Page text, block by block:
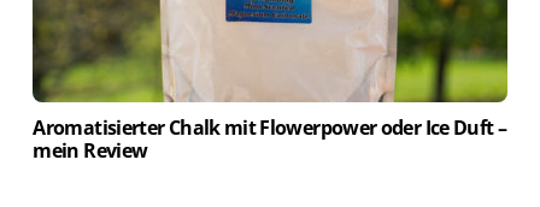
Aromatisierter Chalk mit Flowerpower oder Ice Duft –
mein Review